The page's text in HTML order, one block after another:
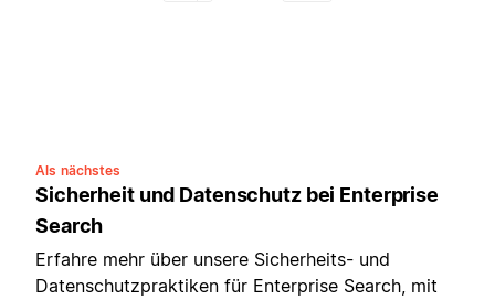
Als nächstes
Sicherheit und Datenschutz bei Enterprise
Search
Erfahre mehr über unsere Sicherheits- und
Datenschutzpraktiken für Enterprise Search, mit